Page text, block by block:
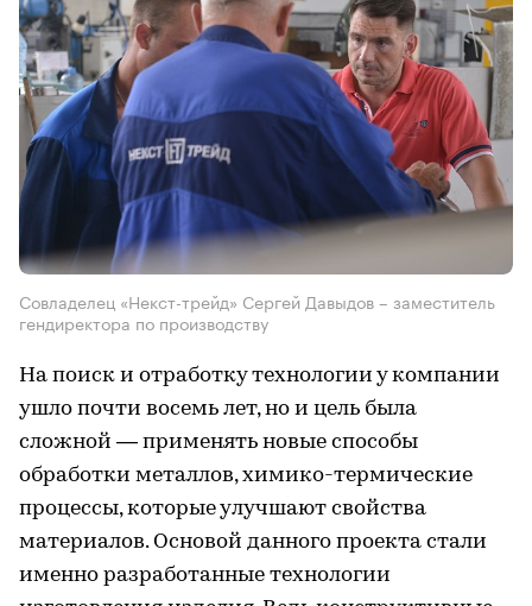
Совладелец «Некст-трейд» Сергей Давыдов – заместитель
гендиректора по производству
На поиск и отработку технологии у компании
ушло почти восемь лет, но и цель была
сложной — применять новые способы
обработки металлов, химико-термические
процессы, которые улучшают свойства
материалов. Основой данного проекта стали
именно разработанные технологии